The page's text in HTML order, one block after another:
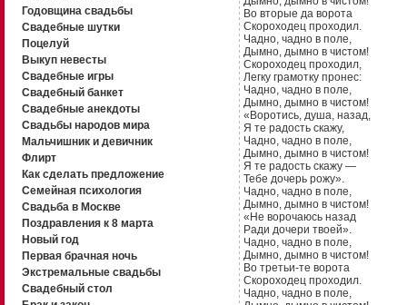
Годовщина свадьбы
Свадебные шутки
Поцелуй
Выкуп невесты
Свадебные игры
Свадебный банкет
Свадебные анекдоты
Свадьбы народов мира
Мальчишник и девичник
Флирт
Как сделать предложение
Семейная психология
Свадьба в Москве
Поздравления к 8 марта
Новый год
Первая брачная ночь
Экстремальные свадьбы
Свадебный стол
Во вторые да ворота
Скороходец проходил.
Чадно, чадно в поле,
Дымно, дымно в чистом!
Скороходец проходил,
Легку грамотку пронес:
Чадно, чадно в поле,
Дымно, дымно в чистом!
«Воротись, душа, назад,
Я те радость скажу,
Чадно, чадно в поле,
Дымно, дымно в чистом!
Я те радость скажу —
Тебе дочерь рожу».
Чадно, чадно в поле,
Дымно, дымно в чистом!
«Не ворочаюсь назад
Ради дочери твоей».
Чадно, чадно в поле,
Дымно, дымно в чистом!
Во третьи-те ворота
Скороходец проходил.
Чадно, чадно в поле,